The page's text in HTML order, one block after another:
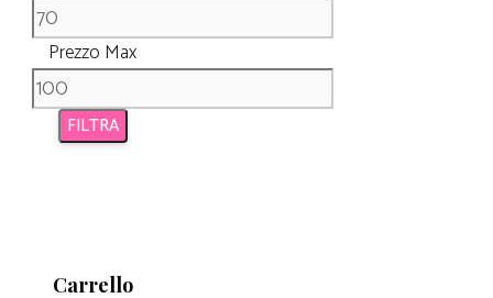
Prezzo Max
FILTRA
Carrello